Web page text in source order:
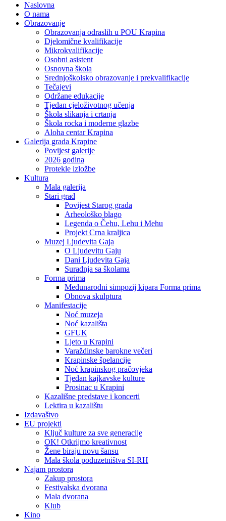
Naslovna
O nama
Obrazovanje
Obrazovanja odraslih u POU Krapina
Djelomične kvalifikacije
Mikrokvalifikacije
Osobni asistent
Osnovna škola
Srednjoškolsko obrazovanje i prekvalifikacije
Tečajevi
Održane edukacije
Tjedan cjeloživotnog učenja
Škola slikanja i crtanja
Škola rocka i moderne glazbe
Aloha centar Krapina
Galerija grada Krapine
Povijest galerije
2026 godina
Protekle izložbe
Kultura
Mala galerija
Stari grad
Povijest Starog grada
Arheološko blago
Legenda o Čehu, Lehu i Mehu
Projekt Crna kraljica
Muzej Ljudevita Gaja
O Ljudevitu Gaju
Dani Ljudevita Gaja
Suradnja sa školama
Forma prima
Međunarodni simpozij kipara Forma prima
Obnova skulptura
Manifestacije
Noć muzeja
Noć kazališta
GFUK
Ljeto u Krapini
Varaždinske barokne večeri
Krapinske špelancije
Noć krapinskog pračovjeka
Tjedan kajkavske kulture
Prosinac u Krapini
Kazališne predstave i koncerti
Lektira u kazalištu
Izdavaštvo
EU projekti
Ključ kulture za sve generacije
OK! Otkrijmo kreativnost
Žene biraju novu šansu
Mala škola poduzetništva SI-RH
Najam prostora
Zakup prostora
Festivalska dvorana
Mala dvorana
Klub
Kino